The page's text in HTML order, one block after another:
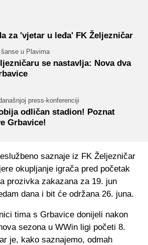
za 'vjetar u leđa' FK Željezničar
u Plavima
se nastavlja: Nova dva
press-konferenciji
odličan stadion! Poznat
Grbavice!
saznaje iz FK Željezničar
okupljanje igrača pred početak
prozivka zakazana za 19. jun
dana i bit će održana 26. juna.
tima s Grbavice donijeli nakon
sezona u WWin ligi početi 8.
je, kako saznajemo, odmah